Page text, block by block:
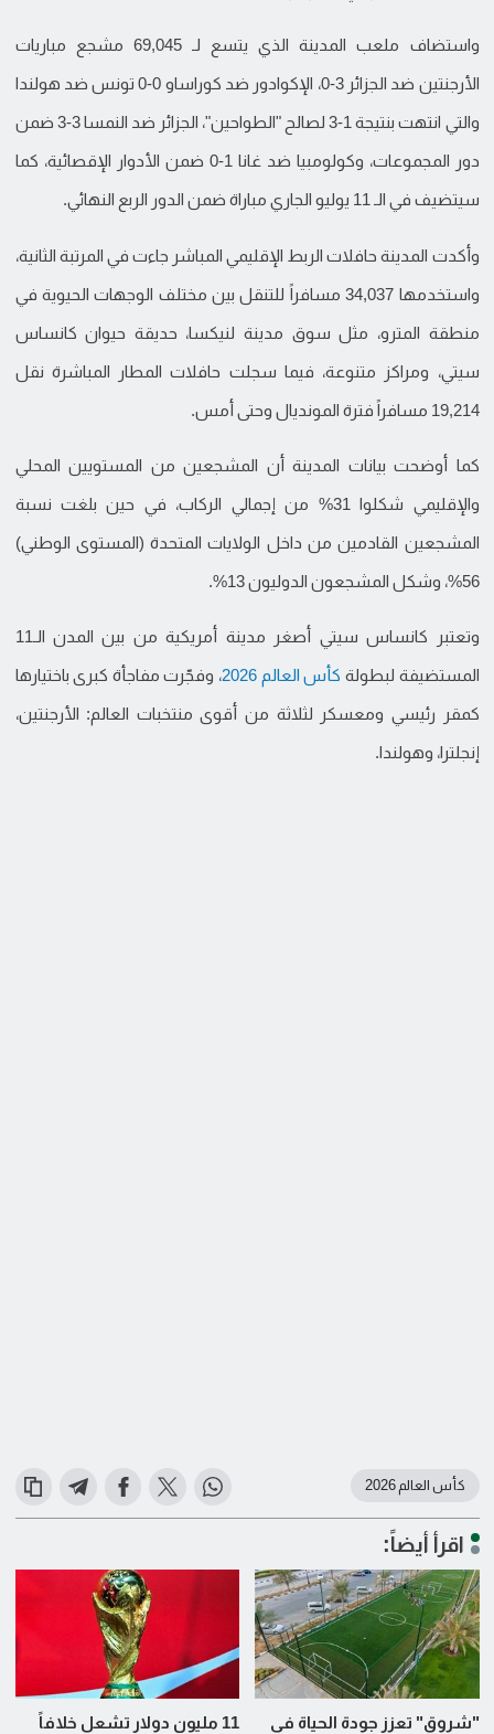
واستضاف ملعب المدينة الذي يتسع لـ 69,045 مشجع مباريات
الأرجنتين ضد الجزائر 3-0، الإكوادور ضد كوراساو 0-0 تونس ضد هولندا
والتي انتهت بنتيجة 1-3 لصالح "الطواحين"، الجزائر ضد النمسا 3-3 ضمن
دور المجموعات، وكولومبيا ضد غانا 1-0 ضمن الأدوار الإقصائية، كما
سيتضيف في الـ 11 يوليو الجاري مباراة ضمن الدور الربع النهائي.
وأكدت المدينة حافلات الربط الإقليمي المباشر جاءت في المرتبة الثانية،
واستخدمها 34,037 مسافراً للتنقل بين مختلف الوجهات الحيوية في
منطقة المترو، مثل سوق مدينة لنيكسا، حديقة حيوان كانساس
سيتي، ومراكز متنوعة، فيما سجلت حافلات المطار المباشرة نقل
19,214 مسافراً فترة المونديال وحتى أمس.
كما أوضحت بيانات المدينة أن المشجعين من المستويين المحلي
والإقليمي شكلوا 31% من إجمالي الركاب، في حين بلغت نسبة
المشجعين القادمين من داخل الولايات المتحدة (المستوى الوطني)
56%، وشكل المشجعون الدوليون 13%.
وتعتبر كانساس سيتي أصغر مدينة أمريكية من بين المدن الـ11
المستضيفة لبطولة كأس العالم 2026 ، وفجّرت مفاجأة كبرى باختيارها
كمقر رئيسي ومعسكر لثلاثة من أقوى منتخبات العالم: الأرجنتين،
إنجلترا، وهولندا.
كأس العالم 2026
اقرأ أيضاً:
"شروق" تعزز جودة الحياة في 11 مليون دولار تشعل خلافاً